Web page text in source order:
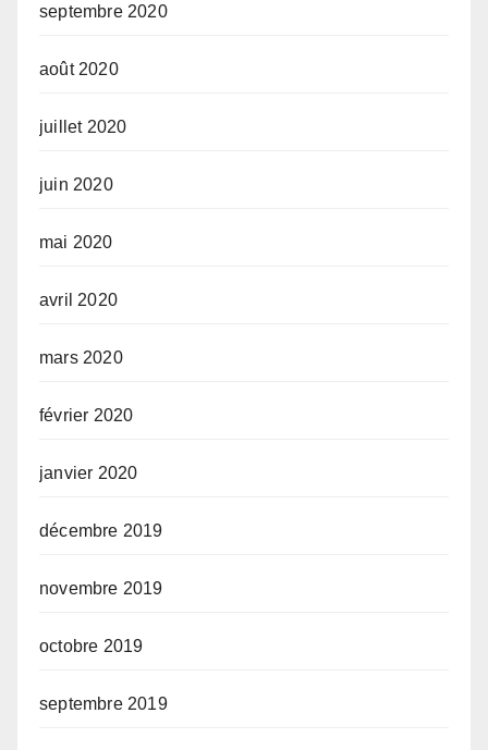
septembre 2020
août 2020
juillet 2020
juin 2020
mai 2020
avril 2020
mars 2020
février 2020
janvier 2020
décembre 2019
novembre 2019
octobre 2019
septembre 2019